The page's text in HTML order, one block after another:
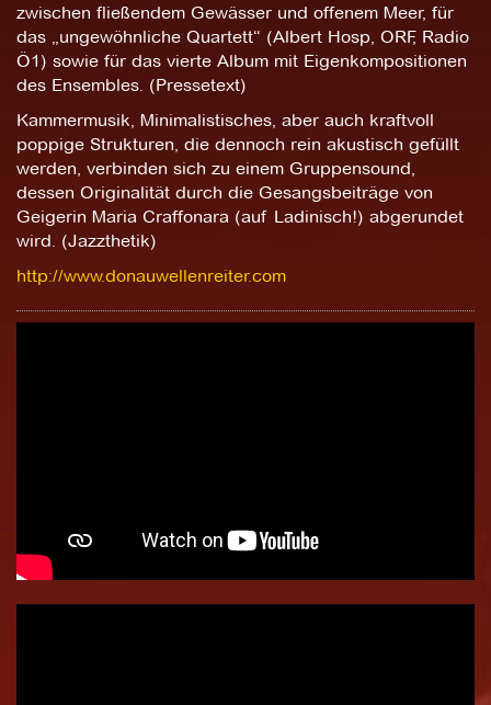
zwischen fließendem Gewässer und offenem Meer, für
das „ungewöhnliche Quartett“ (Albert Hosp, ORF, Radio
Ö1) sowie für das vierte Album mit Eigenkompositionen
des Ensembles. (Pressetext)
Kammermusik, Minimalistisches, aber auch kraftvoll
poppige Strukturen, die dennoch rein akustisch gefüllt
werden, verbinden sich zu einem Gruppensound,
dessen Originalität durch die Gesangsbeiträge von
Geigerin Maria Craffonara (auf Ladinisch!) abgerundet
wird. (Jazzthetik)
http://www.donauwellenreiter.com